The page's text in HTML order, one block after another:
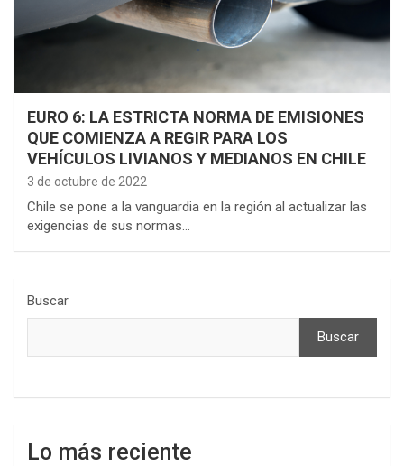
EURO 6: LA ESTRICTA NORMA DE EMISIONES
QUE COMIENZA A REGIR PARA LOS
VEHÍCULOS LIVIANOS Y MEDIANOS EN CHILE
3 de octubre de 2022
Chile se pone a la vanguardia en la región al actualizar las
exigencias de sus normas…
Buscar
Buscar
Lo más reciente